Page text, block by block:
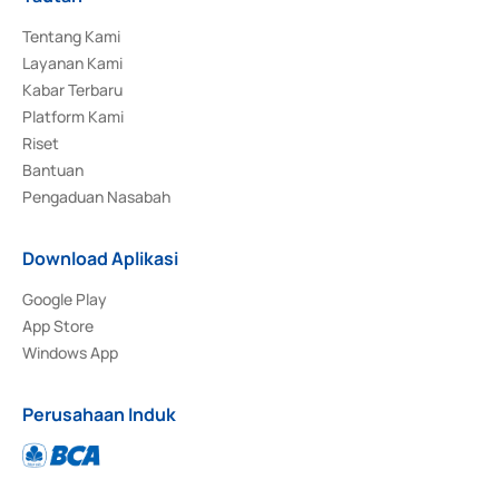
Tentang Kami
Layanan Kami
Kabar Terbaru
Platform Kami
Riset
Bantuan
Pengaduan Nasabah
Download Aplikasi
Google Play
App Store
Windows App
Perusahaan Induk